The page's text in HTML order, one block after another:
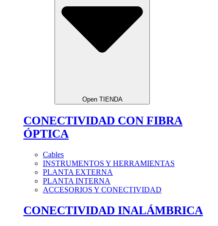
Open TIENDA
CONECTIVIDAD CON FIBRA
ÓPTICA
Cables
INSTRUMENTOS Y HERRAMIENTAS
PLANTA EXTERNA
PLANTA INTERNA
ACCESORIOS Y CONECTIVIDAD
CONECTIVIDAD INALÁMBRICA